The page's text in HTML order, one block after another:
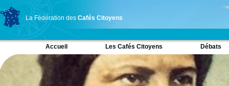
La Fédération des Cafés Citoyens
Accueil Les Cafés Citoyens Débats